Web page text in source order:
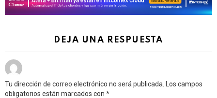
DEJA UNA RESPUESTA
Tu dirección de correo electrónico no será publicada.
Los campos
obligatorios están marcados con *